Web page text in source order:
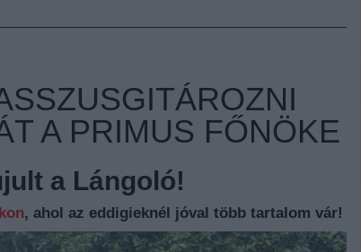
A PRIMUS FŐNÖKE
a Lángoló!
, ahol az eddigieknél jóval több tartalom vár!